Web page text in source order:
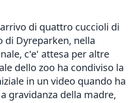
di quattro cuccioli di
di Dyreparken, nella
c'e' attesa per altre
dello zoo ha condiviso la
in un video quando ha
gravidanza della madre,